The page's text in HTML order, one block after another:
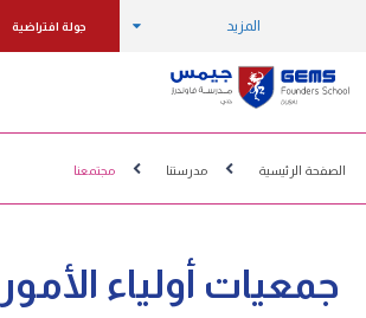
المزيد جولة افتراضية
الصفحة الرئيسية مدرستنا مجتمعنا
جمعيات أولياء الأمور